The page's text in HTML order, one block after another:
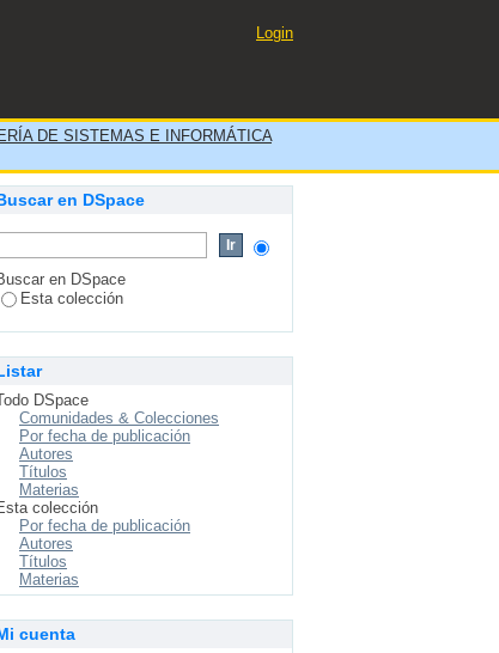
por autor
Login
DE SISTEMAS E INFORMÁTICA
en DSpace
en DSpace
Esta colección
DSpace
Comunidades & Colecciones
Por fecha de publicación
Autores
Títulos
Materias
colección
Por fecha de publicación
Autores
Títulos
Materias
cuenta